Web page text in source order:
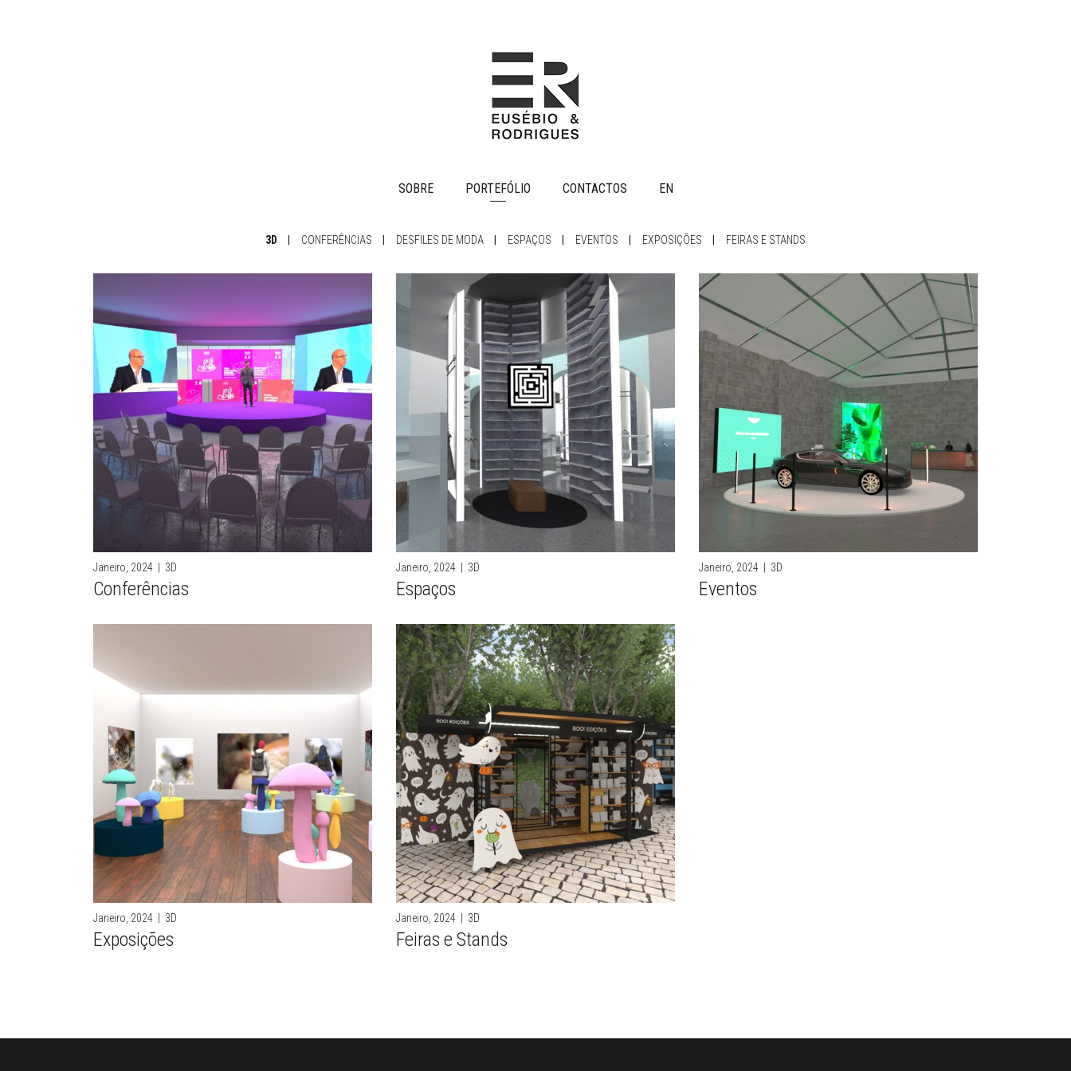
SOBRE PORTEFÓLIO CONTACTOS EN
3D CONFERÊNCIAS DESFILES DE MODA ESPAÇOS EVENTOS EXPOSIÇÕES FEIRAS E STANDS
Janeiro, 2024 3D
Conferências
Janeiro, 2024 3D
Espaços
Janeiro, 2024 3D
Eventos
Janeiro, 2024 3D
Exposições
Janeiro, 2024 3D
Feiras e Stands